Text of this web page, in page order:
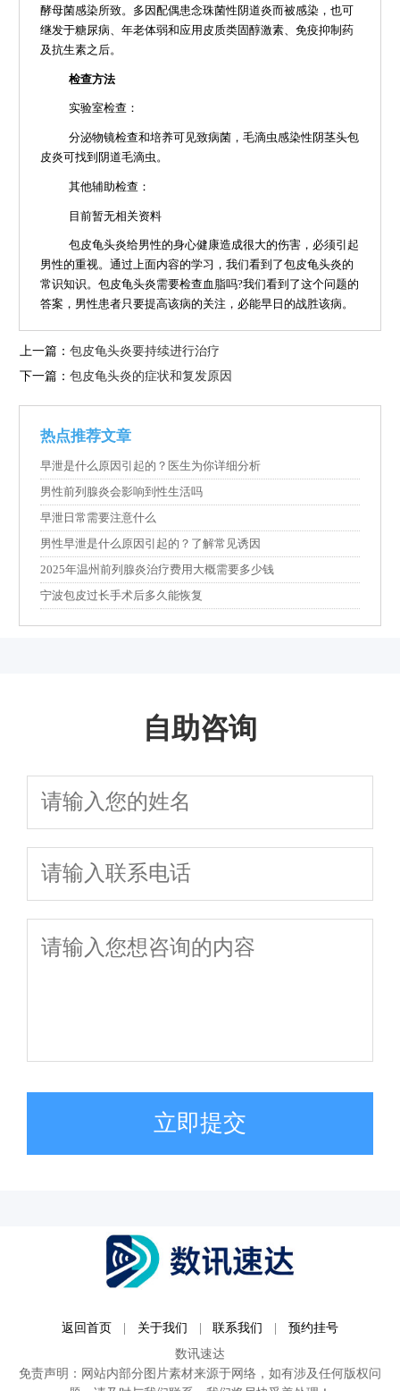
酵母菌感染所致。多因配偶患念珠菌性阴道炎而被感染，也可
继发于糖尿病、年老体弱和应用皮质类固醇激素、免疫抑制药
及抗生素之后。
检查方法
实验室检查：
分泌物镜检查和培养可见致病菌，毛滴虫感染性阴茎头包
皮炎可找到阴道毛滴虫。
其他辅助检查：
目前暂无相关资料
包皮龟头炎给男性的身心健康造成很大的伤害，必须引起
男性的重视。通过上面内容的学习，我们看到了包皮龟头炎的
常识知识。包皮龟头炎需要检查血脂吗?我们看到了这个问题的
答案，男性患者只要提高该病的关注，必能早日的战胜该病。
上一篇：包皮龟头炎要持续进行治疗
下一篇：包皮龟头炎的症状和复发原因
热点推荐文章
早泄是什么原因引起的？医生为你详细分析
男性前列腺炎会影响到性生活吗
早泄日常需要注意什么
男性早泄是什么原因引起的？了解常见诱因
2025年温州前列腺炎治疗费用大概需要多少钱
宁波包皮过长手术后多久能恢复
自助咨询
立即提交
返回首页 | 关于我们 | 联系我们 |
预约挂号
数讯速达
免责声明：网站内部分图片素材来源于网络，如有涉及任何版权问